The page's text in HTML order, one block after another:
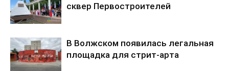
сквер Первостроителей
В Волжском появилась легальная
площадка для стрит-арта